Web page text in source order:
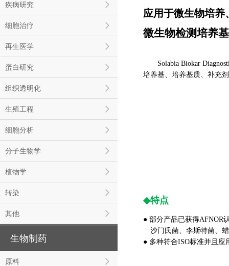
疾病研究
细胞治疗
再生医学
蛋白研究
组织透明化
生殖工程
细胞分析
分子生物学
植物学
转染
其他
生物制药
原料
应用于微生物培养
微生物检测培养基
Solabia Biokar
培养基、培养基质、补充
◆特点
● 部分产品已获得AFNOR
沙门氏菌、李斯特菌、
● 多种符合ISO标准并且